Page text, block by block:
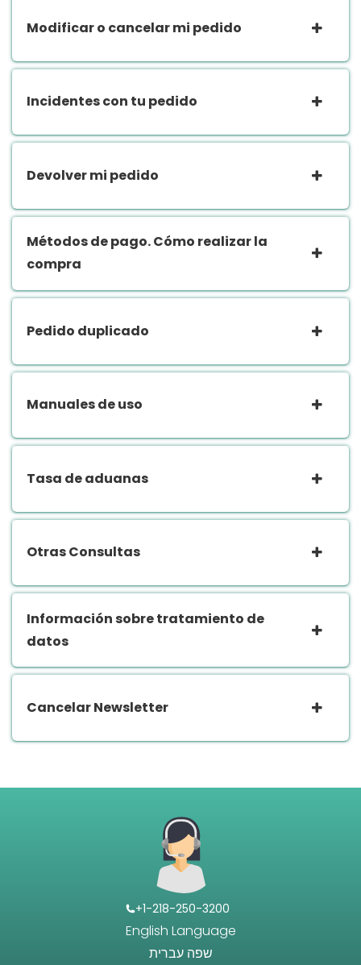
Modificar o cancelar mi pedido
Incidentes con tu pedido
Devolver mi pedido
Métodos de pago. Cómo realizar la
compra
Pedido duplicado
Manuales de uso
Tasa de aduanas
Otras Consultas
Información sobre tratamiento de
datos
Cancelar Newsletter
+1-218-250-3200
English Language
שפה עברית